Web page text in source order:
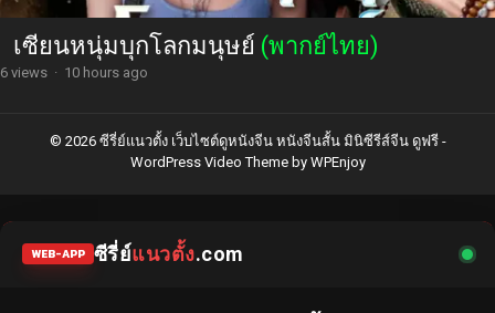
เซียนหนุ่มบุกโลกมนุษย์ (พากย์ไทย)
6 views · 10 hours ago
© 2026 ซีรี่ย์แนวตั้ง เว็บไซต์ดูหนังจีน หนังจีนสั้น มินิซีรีส์จีน ดูฟรี -
WordPress Video Themeby WPEnjoy
WEB-APP ซีรี่ย์แนวตั้ง.com